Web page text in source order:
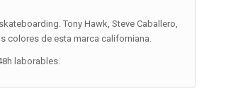
Tony Hawk, Steve Caballero,
colores de esta marca californiana.
laborables.